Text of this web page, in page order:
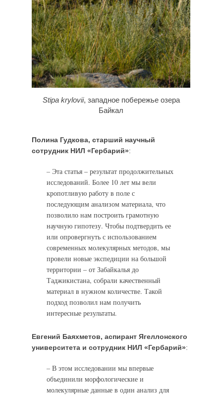
Stipa krylovii, западное побережье озера
Байкал
Полина Гудкова, старший научный
сотрудник НИЛ «Гербарий»:
– Эта статья – результат продолжительных
исследований. Более 10 лет мы вели
кропотливую работу в поле с
последующим анализом материала, что
позволило нам построить грамотную
научную гипотезу. Чтобы подтвердить ее
или опровергнуть с использованием
современных молекулярных методов, мы
провели новые экспедиции на большой
территории – от Забайкалья до
Таджикистана, собрали качественный
материал в нужном количестве. Такой
подход позволил нам получить
интересные результаты.
Евгений Баяхметов, аспирант Ягеллонского
университета и сотрудник НИЛ «Гербарий»:
– В этом исследовании мы впервые
объединили морфологические и
молекулярные данные в один анализ для